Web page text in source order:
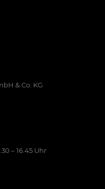
& Co. KG
– 16.45 Uhr